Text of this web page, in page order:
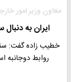
معاون وزیر امور
ایران به دنبال
روابط دوجانبه